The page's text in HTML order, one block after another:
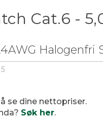
Cat.6 -
Halogenfri
se dine nettopriser.
Søk her.